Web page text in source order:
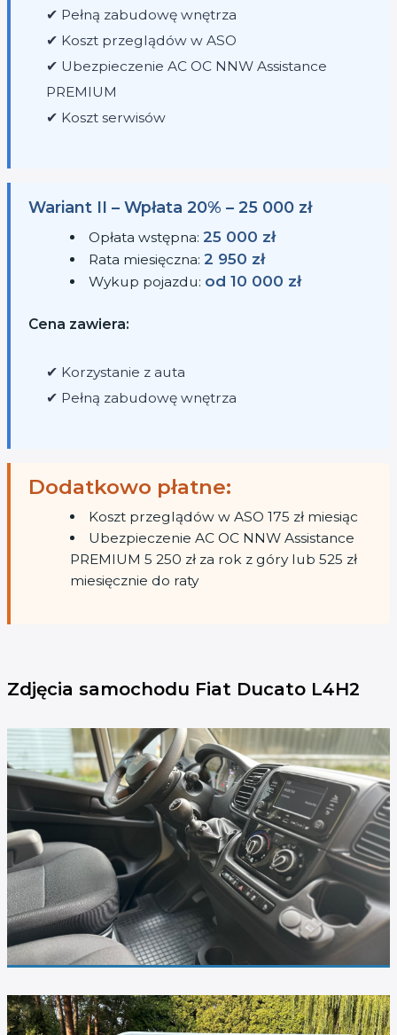
✔ Pełną zabudowę wnętrza
✔ Koszt przeglądów w ASO
✔ Ubezpieczenie AC OC NNW Assistance
PREMIUM
✔ Koszt serwisów
Wariant II – Wpłata 20% – 25 000 zł
Opłata wstępna:25 000 zł
Rata miesięczna:2 950 zł
Wykup pojazdu: od 10 000 zł
Cena zawiera:
✔ Korzystanie z auta
✔ Pełną zabudowę wnętrza
Dodatkowo płatne:
Koszt przeglądów w ASO 175 zł miesiąc
Ubezpieczenie AC OC NNW Assistance
PREMIUM 5 250 zł za rok z góry lub 525 zł
miesięcznie do raty
Zdjęcia samochodu Fiat Ducato L4H2